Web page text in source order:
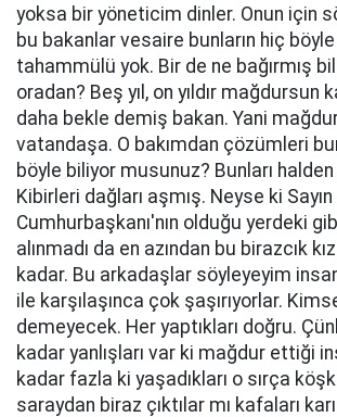
yoksa bir yöneticim dinler. Onun için
bu bakanlar vesaire bunların hiç
tahammülü yok. Bir de ne bağırmış
oradan? Beş yıl, on yıldır mağdursun
daha bekle demiş bakan. Yani
vatandaşa. O bakımdan çözümleri
böyle biliyor musunuz? Bunları
Kibirleri dağları aşmış. Neyse ki Sayın
Cumhurbaşkanı'nın olduğu yerdeki
alınmadı da en azından bu birazcık
kadar. Bu arkadaşlar söyleyeyim
ile karşılaşınca çok şaşırıyorlar.
demeyecek. Her yaptıkları doğru.
kadar yanlışları var ki mağdur ettiği
kadar fazla ki yaşadıkları o sırça
saraydan biraz çıktılar mı kafaları